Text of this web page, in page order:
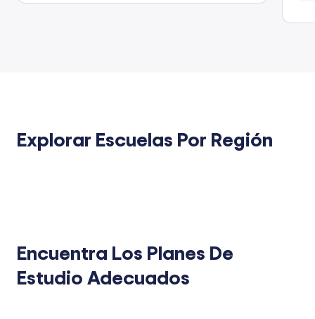
Explorar Escuelas Por Región
Encuentra Los Planes De
Estudio Adecuados